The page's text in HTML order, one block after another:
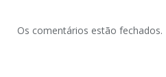
Os comentários estão fechados.